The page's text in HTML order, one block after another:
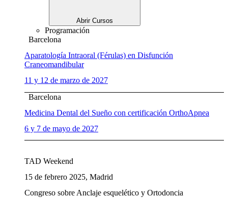
Abrir Cursos
Programación
Barcelona
Aparatología Intraoral (Férulas) en Disfunción
Craneomandibular
11 y 12 de marzo de 2027
Barcelona
Medicina Dental del Sueño con certificación OrthoApnea
6 y 7 de mayo de 2027
TAD Weekend
15 de febrero 2025, Madrid
Congreso sobre Anclaje esquelético y Ortodoncia